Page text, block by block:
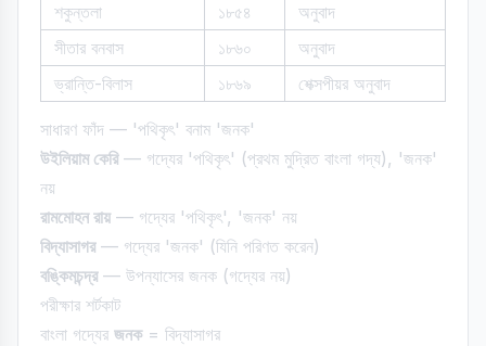
শকুন্তলা
১৮৫৪
অনুবাদ
সীতার বনবাস
১৮৬০
অনুবাদ
ভ্রান্তি-বিলাস
১৮৬৯ শেক্সপীয়র অনুবাদ
সাধারণ ফাঁদ — 'পথিকৃৎ' বনাম 'জনক'
উইলিয়াম কেরি— গদ্যের 'পথিকৃৎ' (প্রথম মুদ্রিত বাংলা গদ্য), 'জনক'
নয়
রামমোহন রায়— গদ্যের 'পথিকৃৎ', 'জনক' নয়
বিদ্যাসাগর— গদ্যের 'জনক' (যিনি পরিণত করেন)
বঙ্কিমচন্দ্র— উপন্যাসের জনক (গদ্যের নয়)
পরীক্ষার শর্টকাট
বাংলা গদ্যের জনক= বিদ্যাসাগর